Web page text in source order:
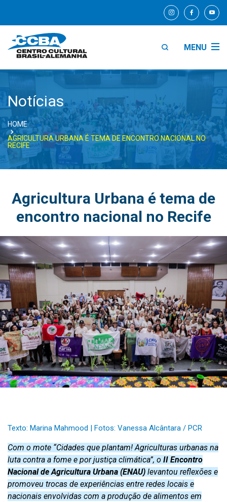
MENU
Notícias
HOME
AGRICULTURA URBANA É TEMA DE ENCONTRO NACIONAL NO
RECIFE
Agricultura Urbana é tema de
encontro nacional no Recife
Texto: Marina Mahmood | Fotos: Vanessa Alcântara / PCR
Com o mote “Cidades que plantam! Agriculturas urbanas na
luta contra a fome e por justiça climática”, o II Encontro
Nacional de Agricultura Urbana (ENAU) levantou reflexões e
promoveu trocas de experiências entre redes locais e
nacionais envolvidas com a produção de alimentos em